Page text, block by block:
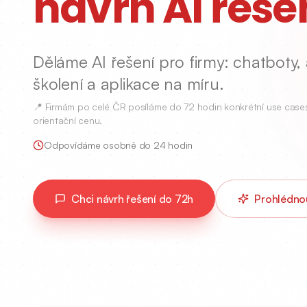
Děláme AI řešení pro firmy: chatboty,
školení a aplikace na míru.
📍 Firmám po celé ČR posíláme do 72 hodin konkrétní use
orientační cenu.
Odpovídáme osobně do 24 hodin
Chci návrh řešení do 72h